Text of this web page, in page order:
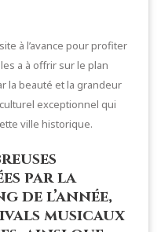
à l’avance pour profiter
a à offrir sur le plan
la beauté et la grandeur
exceptionnel qui
ville historique.
par la
de l’année,
musicaux